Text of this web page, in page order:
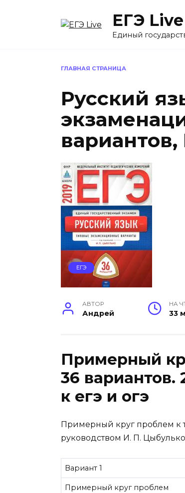
ЕГЭ Live
Единый
ГЛАВНАЯ СТРАНИЦА
Русский
ЕГЭ
АВТОР
Андрей
НА
33
Примерный
36 вариантов.
к егэ и огэ
Примерный круг проблем к
руководством И. П.
Вариант 1
Примерный круг проблем